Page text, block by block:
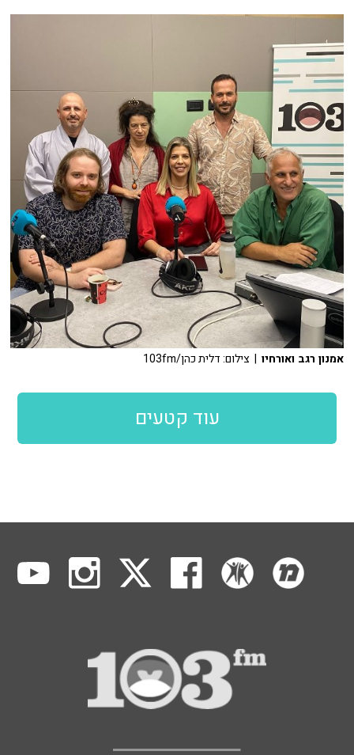
אמנון רגב ואורחיו | צילום: דלית כהן/103fm
עוד קטעים